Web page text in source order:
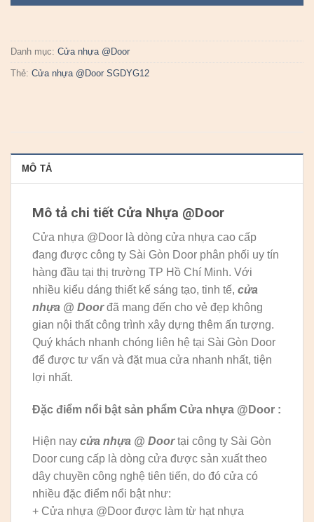
Danh mục: Cửa nhựa @Door
Thẻ: Cửa nhựa @Door SGDYG12
MÔ TẢ
Mô tả chi tiết Cửa Nhựa @Door
Cửa nhựa @Door là dòng cửa nhựa cao cấp
đang được công ty Sài Gòn Door phân phối uy tín
hàng đầu tại thị trường TP Hồ Chí Minh. Với
nhiều kiểu dáng thiết kế sáng tạo, tinh tế, cửa
nhựa @ Doorđã mang đến cho vẻ đẹp không
gian nội thất công trình xây dựng thêm ấn tượng.
Quý khách nhanh chóng liên hệ tại Sài Gòn Door
để được tư vấn và đặt mua cửa nhanh nhất, tiện
lợi nhất.
Đặc điểm nổi bật sản phẩm Cửa nhựa @Door :
Hiện nay cửa nhựa @ Doortại công ty Sài Gòn
Door cung cấp là dòng cửa được sản xuất theo
dây chuyền công nghệ tiên tiến, do đó cửa có
nhiều đặc điểm nổi bật như:
+ Cửa nhựa @Door được làm từ hạt nhựa